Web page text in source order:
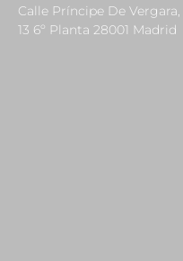
Calle Príncipe De Vergara,
13 6º Planta 28001 Madrid